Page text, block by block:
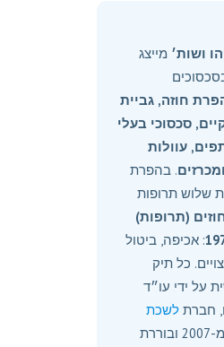
ושות׳ מייצג
חוזה, גביית
סכסוכי בעלי
עוולות
. בהפרת
שלוש תרופות
(תרופות)
: אכיפה, ביטול
כל תיק
על ידי עו״ד
חברת לשכת
מ-2007 ובוררת